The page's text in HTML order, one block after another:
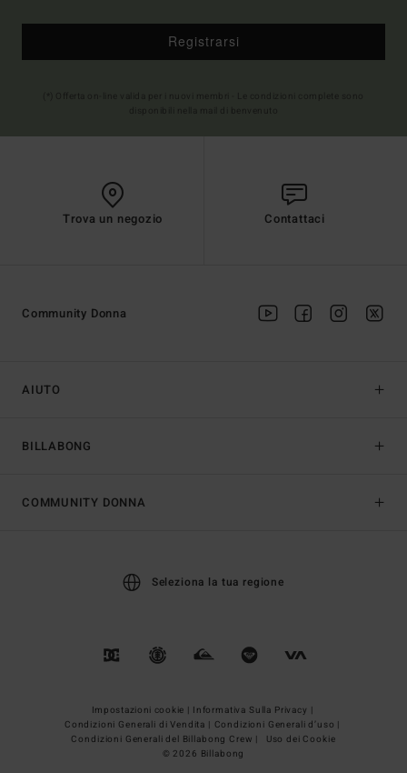
Registrarsi
Trova un negozio Contattaci
AIUTO
BILLABONG
Community Donna
COMMUNITY DONNA
Seleziona la tua regione
Impostazioni cookie | Informativa Sulla Privacy |
Condizioni Generali di Vendita | Condizioni Generali d’uso |
Condizioni Generali del Billabong Crew |
Uso dei Cookie
© 2026 Billabong